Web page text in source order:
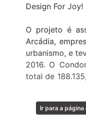
Design For Joy!
O projeto é
Arcádia,
urbanismo, e
2016. O
total de
prontas para
momentos
Ir para a página